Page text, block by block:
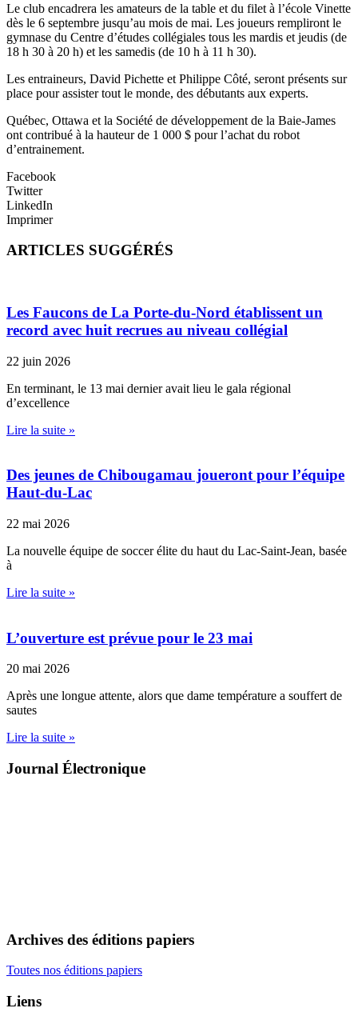
Le club encadrera les amateurs de la table et du filet à l’école Vinette
dès le 6 septembre jusqu’au mois de mai. Les joueurs rempliront le
gymnase du Centre d’études collégiales tous les mardis et jeudis (de
18 h 30 à 20 h) et les samedis (de 10 h à 11 h 30).
Les entraineurs, David Pichette et Philippe Côté, seront présents sur
place pour assister tout le monde, des débutants aux experts.
Québec, Ottawa et la Société de développement de la Baie-James
ont contribué à la hauteur de 1 000 $ pour l’achat du robot
d’entrainement.
Facebook
Twitter
LinkedIn
Imprimer
ARTICLES SUGGÉRÉS
Les Faucons de La Porte-du-Nord établissent un
record avec huit recrues au niveau collégial
22 juin 2026
En terminant, le 13 mai dernier avait lieu le gala régional
d’excellence
Lire la suite »
Des jeunes de Chibougamau joueront pour l’équipe
Haut-du-Lac
22 mai 2026
La nouvelle équipe de soccer élite du haut du Lac-Saint-Jean, basée
à
Lire la suite »
L’ouverture est prévue pour le 23 mai
20 mai 2026
Après une longue attente, alors que dame température a souffert de
sautes
Lire la suite »
Journal Électronique
Archives des éditions papiers
Toutes nos éditions papiers
Liens